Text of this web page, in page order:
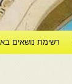
רשימת נושאים